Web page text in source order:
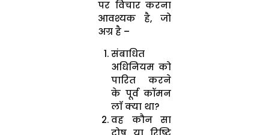
पर विचार करना
आवश्यक है, जो
अग्र है –
संबाधित
अधिनियम को
पारित करने
के पूर्व कॉमन
लाॅ क्या था?
वह कौन सा